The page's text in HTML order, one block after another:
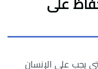
على
يجب على الإنسان